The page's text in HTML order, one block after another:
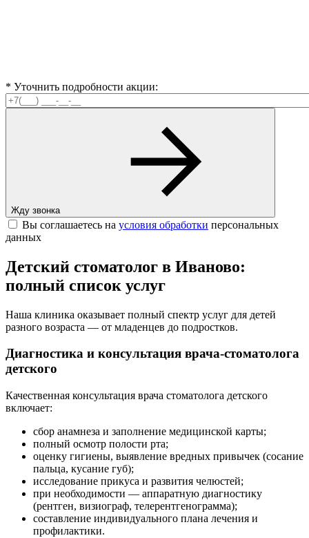
* Уточнить подробности акции:
Жду звонка
Вы соглашаетесь на условия обработки персональных
данных
Детский стоматолог в Иваново:
полный список услуг
Наша клиника оказывает полный спектр услуг для детей
разного возраста — от младенцев до подростков.
Диагностика и консультация врача-стоматолога
детского
Качественная консультация врача стоматолога детского
включает:
сбор анамнеза и заполнение медицинской карты;
полный осмотр полости рта;
оценку гигиены, выявление вредных привычек (сосание
пальца, кусание губ);
исследование прикуса и развития челюстей;
при необходимости — аппаратную диагностику
(рентген, визиограф, телерентгенограмма);
составление индивидуального плана лечения и
профилактики.